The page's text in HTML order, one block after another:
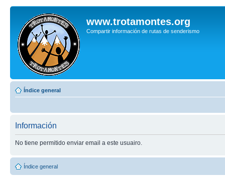
www.trotamontes.org
Compartir información de rutas de senderismo
Índice general
Información
No tiene permitido enviar email a este usuairo.
Índice general